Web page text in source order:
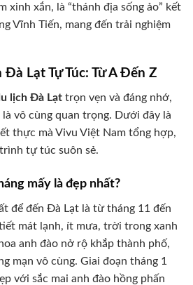
xinh xắn, là “thánh địa sống ảo” kết
Vĩnh Tiến, mang đến trải nghiệm
Lạt Tự Túc: Từ A Đến Z
lịch Đà Lạt trọn vẹn và đáng nhớ,
vô cùng quan trọng. Dưới đây là
thực mà Vivu Việt Nam tổng hợp,
tự túc suôn sẻ.
mấy là đẹp nhất?
để đến Đà Lạt là từ tháng 11 đến
mát lạnh, ít mưa, trời trong xanh
anh đào nở rộ khắp thành phố,
mạn vô cùng. Giai đoạn tháng 1
với sắc mai anh đào hồng phấn